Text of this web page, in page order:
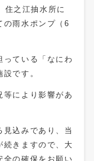
住之江抽水所に
の雨水ポンプ（6
っている「なにわ
です。
等により影響があ
込みであり、当
続きますので、大
全の確保をお願い